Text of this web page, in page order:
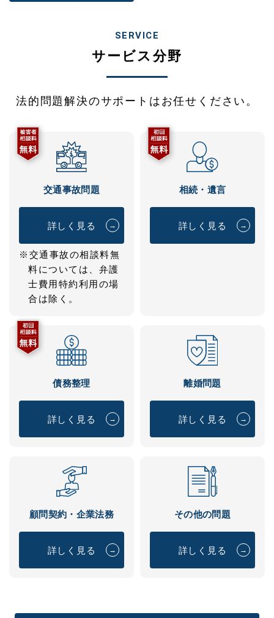
SERVICE
サービス分野
法的問題解決のサポートはお任せください。
交通事故問題
詳しく見る →
※交通事故の相談料無
料については、弁護
士費用特約利用の場
合は除く。
相続・遺言
詳しく見る →
債務整理
詳しく見る →
離婚問題
詳しく見る →
顧問契約・企業法務
詳しく見る →
その他の問題
詳しく見る →